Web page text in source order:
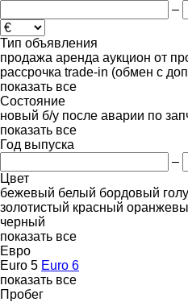
–
Тип объявления
продажа аренда аукцион от
рассрочка trade-in (обмен с
показать все
Состояние
новый б/у после аварии по
показать все
Год выпуска
–
Цвет
бежевый белый бордовый
золотистый красный
черный
показать все
Евро
Euro 5 Euro 6
показать все
Пробег